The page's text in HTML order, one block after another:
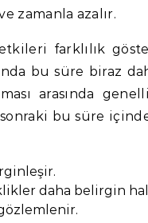
zamanla azalır.
farklılık
bu süre biraz
arasında
bu süre
daha belirgin